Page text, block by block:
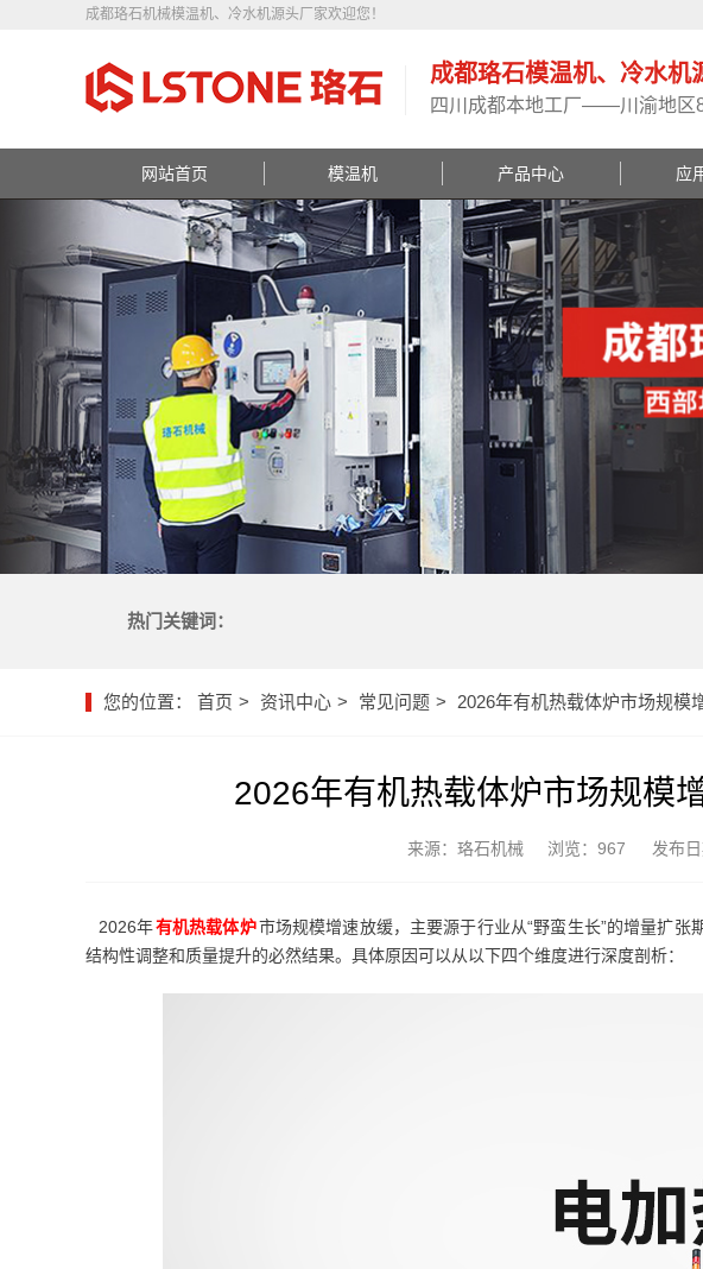
成都珞石机械模温机、冷水机源头厂家欢迎您！
成都珞石模温机、冷水机
四川成都本地工厂——川渝地区
网站首页 模温机 产品中心 应
热门关键词：
您的位置： 首页 资讯中心 常见问题 2026年有机热载体炉市场规模
2026年有机热载体炉市场规模
来源：珞石机械 浏览：967 发布
2026年有机热载体炉市场规模增速放缓，主要源于行业从“野蛮生长”的增量扩
结构性调整和质量提升的必然结果。具体原因可以从以下四个维度进行深度剖析：